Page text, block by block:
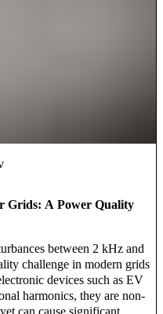
Grids: A Power Quality
between 2 kHz and
challenge in modern grids
devices such as EV
harmonics, they are non-
can cause significant